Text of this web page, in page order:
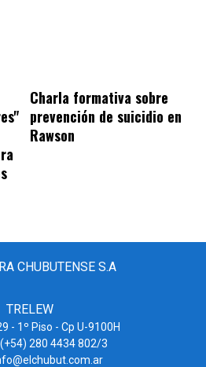
Charla formativa sobre
prevención de suicidio en
Rawson
CHUBUTENSE S.A
TRELEW
- 1º Piso - Cp U-9100H
280 4434 802/3